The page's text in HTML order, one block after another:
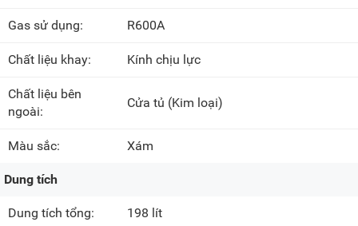
Gas sử dụng: R600A
Chất liệu khay: Kính chịu lực
Chất liệu bên
ngoài:
Cửa tủ (Kim loại)
Màu sắc: Xám
Dung tích
Dung tích tổng: 198 lít